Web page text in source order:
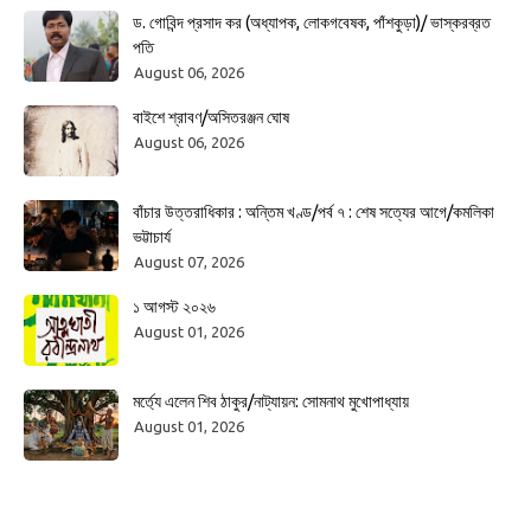
ড. গোবিন্দ প্রসাদ কর (অধ্যাপক, লোকগবেষক, পাঁশকুড়া)/ ভাস্করব্রত
পতি
August 06, 2026
বাইশে শ্রাবণ/অসিতরঞ্জন ঘোষ
August 06, 2026
বাঁচার উত্তরাধিকার : অন্তিম খণ্ড/পর্ব ৭ : শেষ সত্যের আগে/কমলিকা
ভট্টাচার্য
August 07, 2026
১ আগস্ট ২০২৬
August 01, 2026
মর্ত্যে এলেন শিব ঠাকুর/নাট্যায়ন: সোমনাথ মুখোপাধ্যায়
August 01, 2026